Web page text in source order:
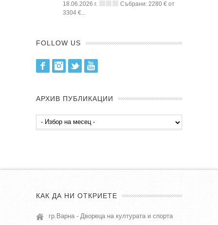
18.06.2026 г.
Събрани: 2280 € от
3304 €...
FOLLOW US
FacebookInstagram
Twitter
АРХИВ ПУБЛИКАЦИИ
Архив
публикации
КАК ДА НИ ОТКРИЕТЕ
гр.Варна - Двореца на културата и спорта